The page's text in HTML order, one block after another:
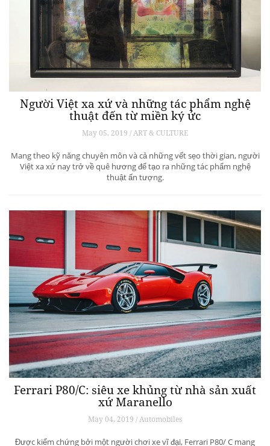
Người Việt xa xứ và những tác phẩm nghệ
thuật đến từ miền ký ức
May 05, 2019 / ART & CULTURE
Mang theo kỹ năng chuyên môn và cả những vết sẹo thời gian, người
Việt xa xứ nay trở về quê hương để tạo ra những tác phẩm nghệ
thuật ấn tượng.
Ferrari P80/C: siêu xe khủng từ ​​nhà sản xuất
xứ Maranello
May 04, 2019 / Automobiles
Được kiểm chứng bởi một người chơi xe vĩ đại, Ferrari P80/ C mang